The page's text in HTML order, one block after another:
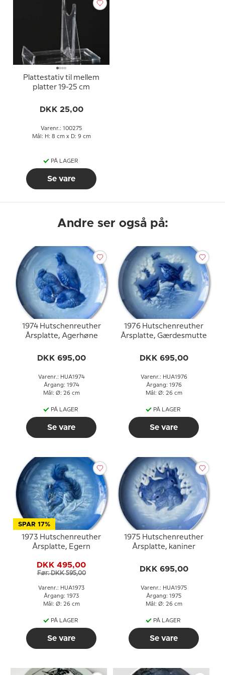
Plattestativ til mellem
platter 19-25 cm
DKK 25,00
Varenr.: 100275
Mål: H: 8 cm x D: 9 cm
PÅ LAGER
Se vare
Andre ser også på:
1974 Hutschenreuther
Årsplatte, Agerhøne
DKK 695,00
Varenr.: HUA1974
Årgang: 1974
Mål: Ø: 26 cm
PÅ LAGER
Se vare
1976 Hutschenreuther
Årsplatte, Gærdesmutte
DKK 695,00
Varenr.: HUA1976
Årgang: 1976
Mål: Ø: 26 cm
PÅ LAGER
Se vare
SPAR 17%
1973 Hutschenreuther
Årsplatte, Egern
DKK 495,00
Før: DKK 595,00
Varenr.: HUA1973
Årgang: 1973
Mål: Ø: 26 cm
PÅ LAGER
Se vare
1975 Hutschenreuther
Årsplatte, kaniner
DKK 695,00
Varenr.: HUA1975
Årgang: 1975
Mål: Ø: 26 cm
PÅ LAGER
Se vare